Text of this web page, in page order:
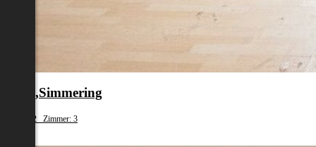
11.,Simmering
62 Zimmer: 3